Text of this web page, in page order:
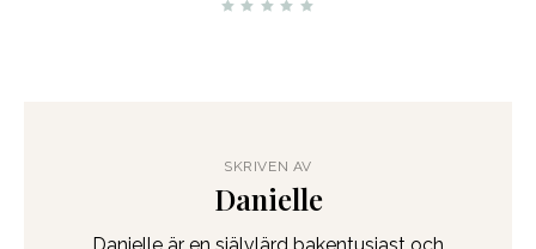
SKRIVEN AV
Danielle